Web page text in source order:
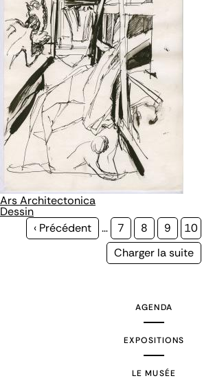
Ars Architectonica
Dessin
Page
‹ Précédent … Page
7 Page
8 Page
9 Page
10
Page
Charger la suite
AGENDA
EXPOSITIONS
LE MUSÉE